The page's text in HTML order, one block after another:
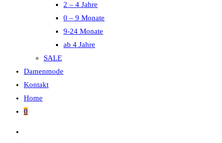
2 – 4 Jahre
0 – 9 Monate
9-24 Monate
ab 4 Jahre
SALE
Damenmode
Kontakt
Home
0